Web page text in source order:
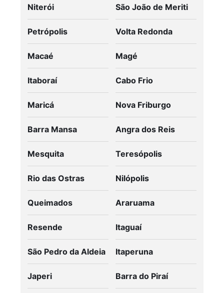
Niterói São João de Meriti
Petrópolis Volta Redonda
Macaé Magé
Itaboraí Cabo Frio
Maricá Nova Friburgo
Barra Mansa Angra dos Reis
Mesquita Teresópolis
Rio das Ostras Nilópolis
Queimados Araruama
Resende Itaguaí
São Pedro da Aldeia Itaperuna
Japeri Barra do Piraí